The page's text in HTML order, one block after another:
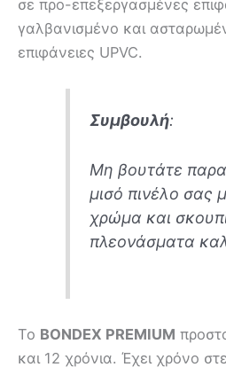
σε προ-επεξεργασμένες
γαλβανισμένο και
επιφάνειες UPVC.
Συμβουλή:
Μη βουτάτε
μισό πινέλο σας
χρώμα και
πλεονάσματα
Το BONDEX PREMIUM
και 12 χρόνια. Έχει χρόνο